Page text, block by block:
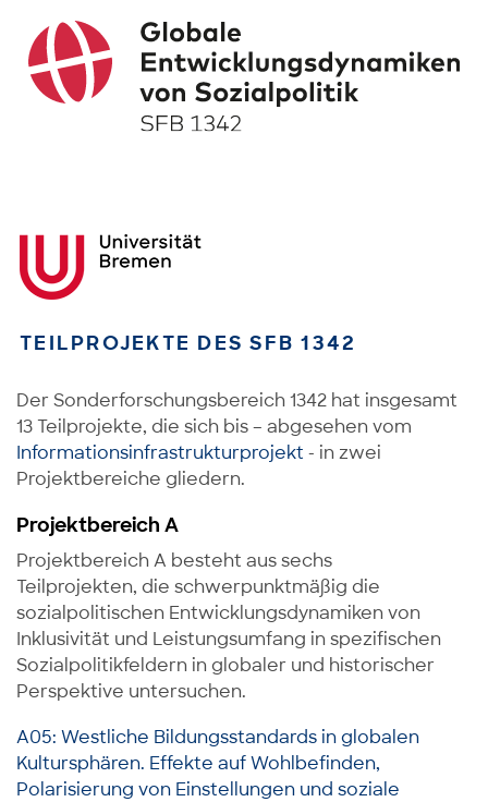
TEILPROJEKTE DES SFB 1342
Der Sonderforschungsbereich 1342 hat insgesamt
13 Teilprojekte, die sich bis – abgesehen vom
Informationsinfrastrukturprojekt - in zwei
Projektbereiche gliedern.
Projektbereich A
Projektbereich A besteht aus sechs
Teilprojekten, die schwerpunktmäßig die
sozialpolitischen Entwicklungsdynamiken von
Inklusivität und Leistungsumfang in spezifischen
Sozialpolitikfeldern in globaler und historischer
Perspektive untersuchen.
A05: Westliche Bildungsstandards in globalen
Kultursphären. Effekte auf Wohlbefinden,
Polarisierung von Einstellungen und soziale